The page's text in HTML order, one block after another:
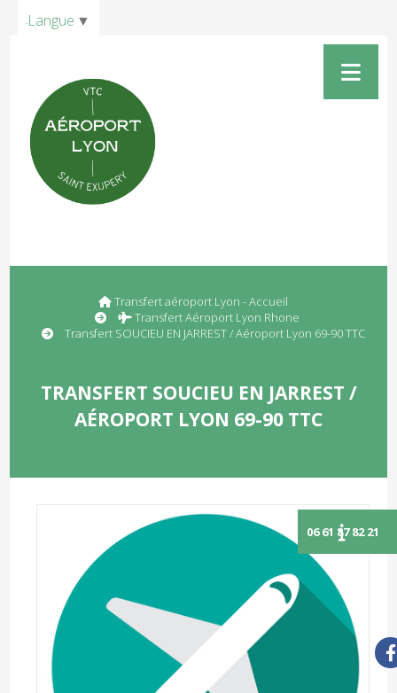
Transfert aéroport Lyon - Accueil
Transfert Aéroport Lyon Rhone
Transfert SOUCIEU EN JARREST / Aéroport Lyon 69-90 TTC
TRANSFERT SOUCIEU EN JARREST /
AÉROPORT LYON 69-90 TTC
Langue ▼